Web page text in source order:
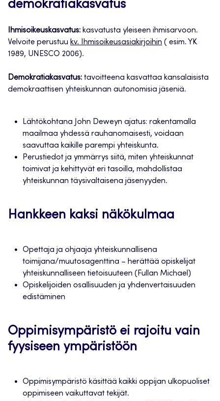
demokratiakasvatus
Ihmisoikeuskasvatus: kasvatusta yleiseen ihmisarvoon.
Velvoite perustuu kv. Ihmisoikeusasiakirjoihin ( esim. YK
1989, UNESCO 2006).
Demokratiakasvatus: tavoitteena kasvattaa kansalaisista
demokraattisen yhteiskunnan autonomisia jäseniä.
Lähtökohtana John Deweyn ajatus: rakentamalla
maailmaa yhdessä rauhanomaisesti, voidaan
saavuttaa kaikille parempi yhteiskunta.
Perustiedot ja ymmärrys siitä, miten yhteiskunnat
toimivat ja kehittyvät eri tasoilla, mahdollistaa
yhteiskunnan täysivaltaisena jäsenyyden.
Hankkeen kaksi näkökulmaa
Opettaja ja ohjaaja yhteiskunnallisena
toimijana/muutosagenttina – herättää opiskelijat
yhteiskunnalliseen tietoisuuteen (Fullan Michael)
Opiskelijoiden osallisuuden ja yhdenvertaisuuden
edistäminen
Oppimisympäristö ei rajoitu vain
fyysiseen ympäristöön
Oppimisympäristö käsittää kaikki oppijan ulkopuoliset
oppimiseen vaikuttavat tekijät.